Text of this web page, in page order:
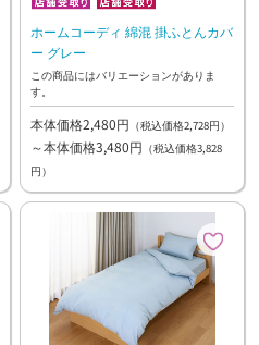
ホームコーディ 綿混 掛ふとんカバ
ー グレー
この商品にはバリエーションがありま
す。
本体価格2,480円 （税込価格2,728円）
～本体価格3,480円 （税込価格3,828
円）